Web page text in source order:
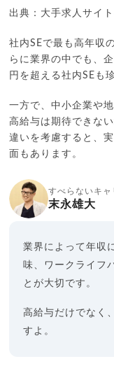
出典：大手求人サイ
社内SEで最も高年収
らに業界の中でも、
円を超える社内SEも
一方で、中小企業や
高給与は期待できな
違いを考慮すると、
面もあります。
すべらないキ
末永雄大
業界によって年収
味、ワークライフ
とが大切です。
高給与だけでなく
すよ。